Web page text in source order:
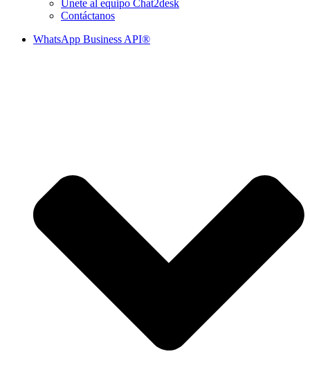
Únete al equipo Chat2desk
Contáctanos
WhatsApp Business API®